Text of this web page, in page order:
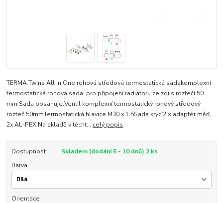
TERMA Twins All In One rohová středová termostatická sadakomplexní
termostatická rohová sada pro připojení radiátoru ze zdi s roztečí 50
mm.Sada obsahuje:Ventil komplexní termostatický rohový středový -
rozteč 50mmTermostatická hlavice M30 x 1.5Sada krycí2 × adaptér měď,
2x AL-PEX Na skladě v těcht... celý popis
Dostupnost
Skladem (dodání 5 - 10 dnů) 2 ks
Barva
Orientace